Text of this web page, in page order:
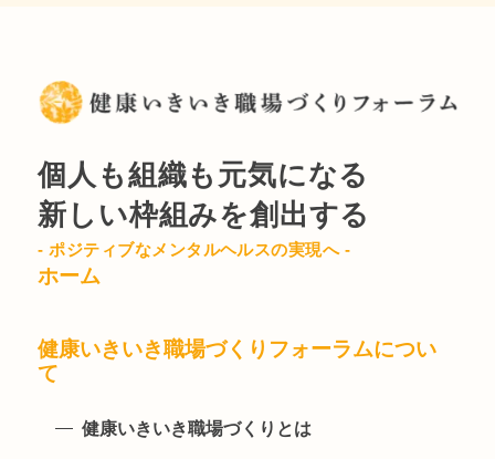
個人も組織も元気になる
新しい枠組みを創出する
- ポジティブなメンタルヘルスの実現へ -
ホーム
健康いきいき職場づくりフォーラムについ
て
健康いきいき職場づくりとは